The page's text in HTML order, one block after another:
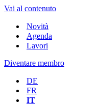
Vai al contenuto
Novità
Agenda
Lavori
Diventare membro
DE
FR
IT